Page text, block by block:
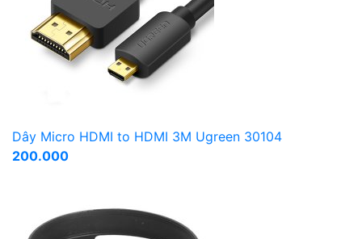
Dây Micro HDMI to HDMI 3M Ugreen 30104
200.000